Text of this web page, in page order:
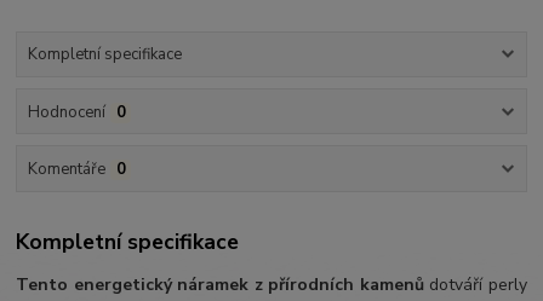
Kompletní specifikace
Hodnocení 0
Komentáře 0
Kompletní specifikace
Tento energetický náramek z přírodních kamenů dotváří perly